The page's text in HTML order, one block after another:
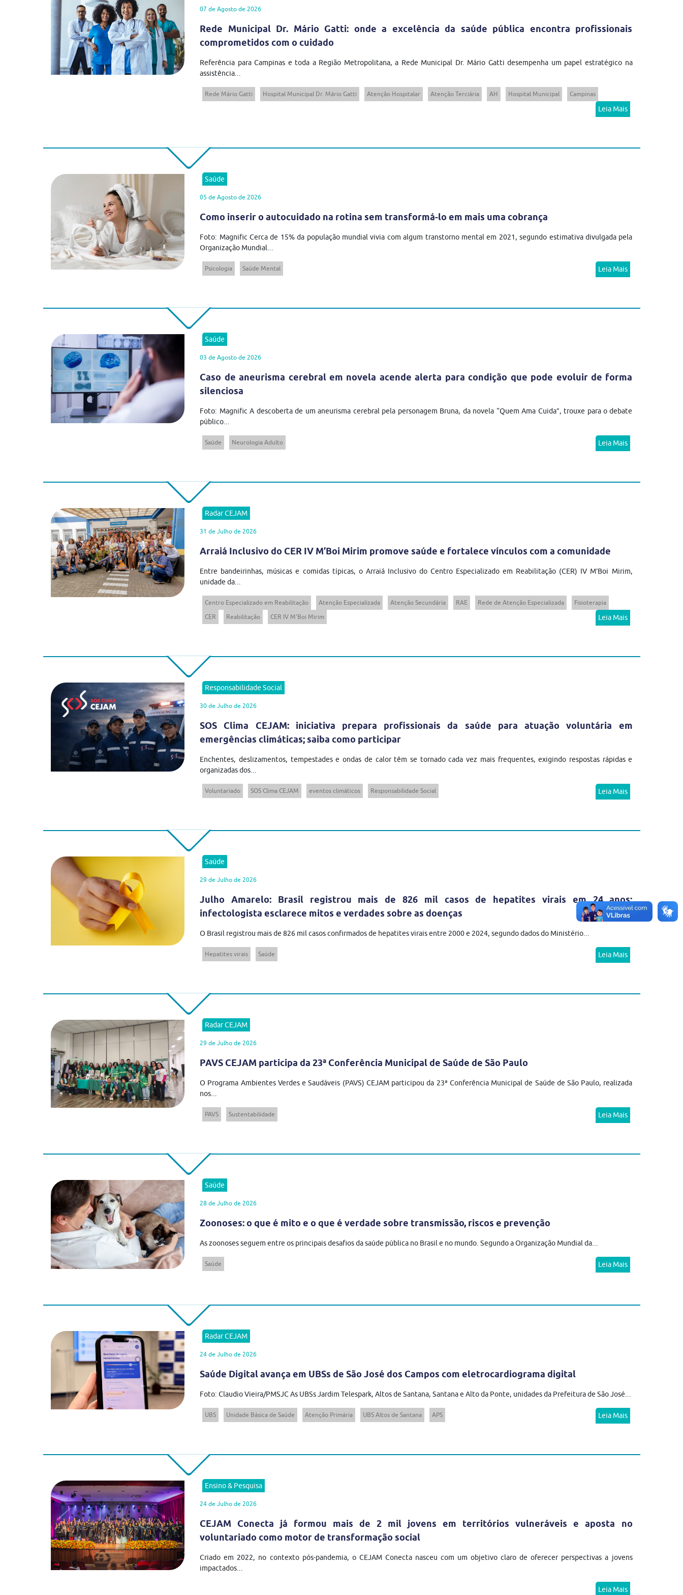
07 de Agosto de 2026
Rede Municipal Dr. Mário Gatti: onde a excelência da saúde pública encontra profissionais
comprometidos com o cuidado
Referência para Campinas e toda a Região Metropolitana, a Rede Municipal Dr. Mário Gatti desempenha um papel estratégico na
assistência...
Rede Mário Gatti Hospital Municipal Dr. Mário Gatti Atenção Hospitalar Atenção Terciária AH Hospital Municipal Campinas
Leia Mais
Saúde
05 de Agosto de 2026
Como inserir o autocuidado na rotina sem transformá-lo em mais uma cobrança
Foto: Magnific Cerca de 15% da população mundial vivia com algum transtorno mental em 2021, segundo estimativa divulgada pela
Organização Mundial...
Psicologia Saúde Mental Leia Mais
Saúde
03 de Agosto de 2026
Caso de aneurisma cerebral em novela acende alerta para condição que pode evoluir de forma
silenciosa
Foto: Magnific A descoberta de um aneurisma cerebral pela personagem Bruna, da novela “Quem Ama Cuida”, trouxe para o debate
público...
Saúde Neurologia Adulto Leia Mais
Radar CEJAM
31 de Julho de 2026
Arraiá Inclusivo do CER IV M’Boi Mirim promove saúde e fortalece vínculos com a comunidade
Entre bandeirinhas, músicas e comidas típicas, o Arraiá Inclusivo do Centro Especializado em Reabilitação (CER) IV M’Boi Mirim,
unidade da...
Centro Especializado em Reabilitação Atenção Especializada Atenção Secundária RAE Rede de Atenção Especializada
Fisioterapia
CER
Reabilitação CER IV M'Boi Mirim Leia Mais
Responsabilidade Social
30 de Julho de 2026
SOS Clima CEJAM: iniciativa prepara profissionais da saúde para atuação voluntária em
emergências climáticas; saiba como participar
Enchentes, deslizamentos, tempestades e ondas de calor têm se tornado cada vez mais frequentes, exigindo respostas rápidas e
organizadas dos...
Voluntariado SOS Clima CEJAM eventos climáticos Responsabilidade Social Leia Mais
Saúde
29 de Julho de 2026
Julho Amarelo: Brasil registrou mais de 826 mil casos de hepatites virais em 24 anos;
infectologista esclarece mitos e verdades sobre as doenças
O Brasil registrou mais de 826 mil casos confirmados de hepatites virais entre 2000 e 2024, segundo dados do Ministério...
Hepatites virais Saúde Leia Mais
Radar CEJAM
29 de Julho de 2026
PAVS CEJAM participa da 23ª Conferência Municipal de Saúde de São Paulo
O Programa Ambientes Verdes e Saudáveis (PAVS) CEJAM participou da 23ª Conferência Municipal de Saúde de São Paulo, realizada
nos...
PAVS Sustentabilidade Leia Mais
Saúde
28 de Julho de 2026
Zoonoses: o que é mito e o que é verdade sobre transmissão, riscos e prevenção
As zoonoses seguem entre os principais desafios da saúde pública no Brasil e no mundo. Segundo a Organização Mundial da...
Saúde Leia Mais
Radar CEJAM
24 de Julho de 2026
Saúde Digital avança em UBSs de São José dos Campos com eletrocardiograma digital
Foto: Claudio Vieira/PMSJC As UBSs Jardim Telespark, Altos de Santana, Santana e Alto da Ponte, unidades da Prefeitura de São José...
UBS Unidade Básica de Saúde Atenção Primária UBS Altos de Santana APS Leia Mais
Ensino & Pesquisa
24 de Julho de 2026
CEJAM Conecta já formou mais de 2 mil jovens em territórios vulneráveis e aposta no
voluntariado como motor de transformação social
Criado em 2022, no contexto pós-pandemia, o CEJAM Conecta nasceu com um objetivo claro de oferecer perspectivas a jovens
impactados...
Leia Mais